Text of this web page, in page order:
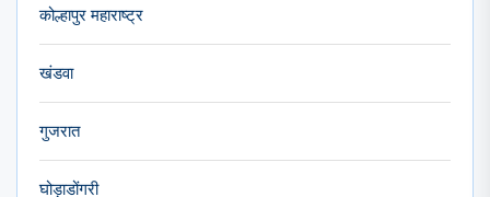
कोल्हापुर महाराष्ट्र
खंडवा
गुजरात
घोड़ाडोंगरी